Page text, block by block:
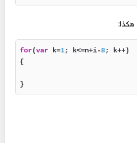
هكذا:
for(var k=1; k<=n+i-8; k++)
{
}